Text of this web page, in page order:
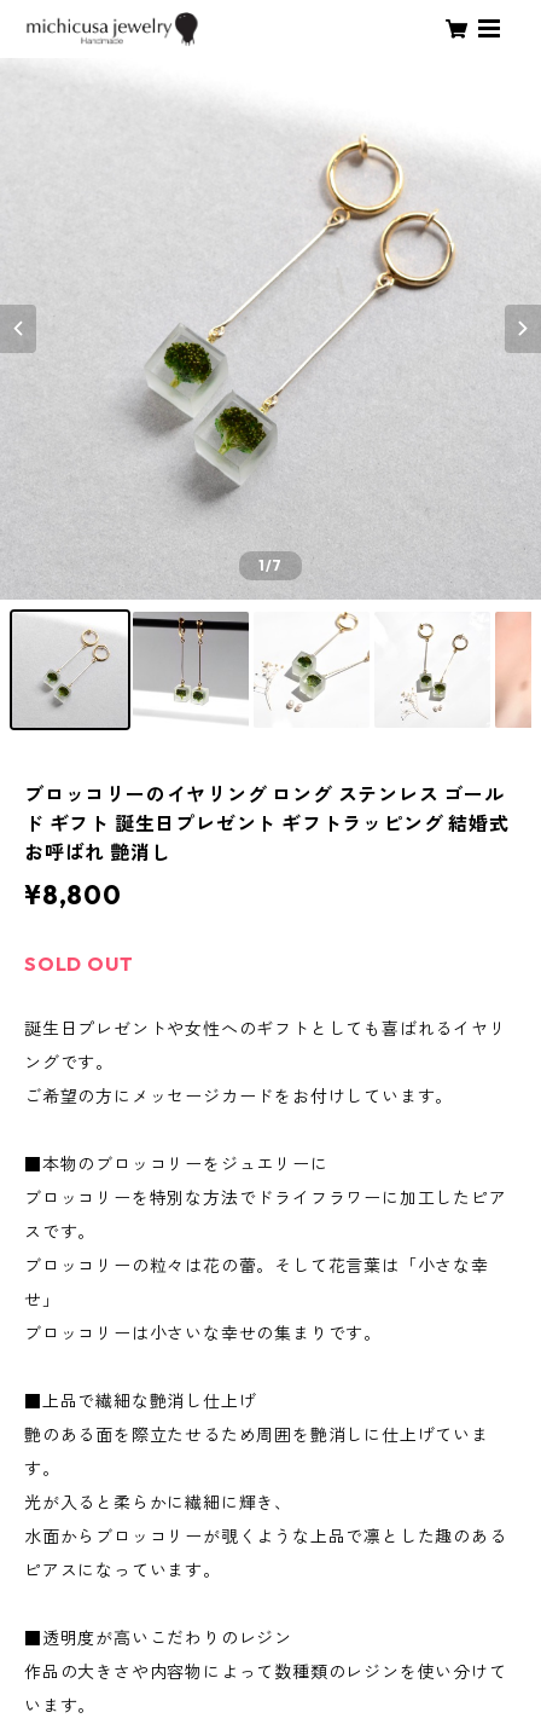
1/7
ブロッコリーのイヤリング ロング ステンレス ゴール
ド ギフト 誕生日プレゼント ギフトラッピング 結婚式
お呼ばれ 艶消し
¥8,800
SOLD OUT
誕生日プレゼントや女性へのギフトとしても喜ばれるイヤリ
ングです。
ご希望の方にメッセージカードをお付けしています。
■本物のブロッコリーをジュエリーに
ブロッコリーを特別な方法でドライフラワーに加工したピア
スです。
ブロッコリーの粒々は花の蕾。そして花言葉は「小さな幸
せ」
ブロッコリーは小さいな幸せの集まりです。
■上品で繊細な艶消し仕上げ
艶のある面を際立たせるため周囲を艶消しに仕上げていま
す。
光が入ると柔らかに繊細に輝き、
水面からブロッコリーが覗くような上品で凛とした趣のある
ピアスになっています。
■透明度が高いこだわりのレジン
作品の大きさや内容物によって数種類のレジンを使い分けて
います。